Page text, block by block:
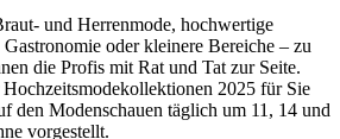
und Herrenmode, hochwertige
oder kleinere Bereiche – zu
die Profis mit Rat und Tat zur Seite.
Hochzeitsmodekollektionen 2025 für Sie
den Modenschauen täglich um 11, 14 und
vorgestellt.